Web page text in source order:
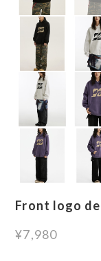
Front logo
¥7,980